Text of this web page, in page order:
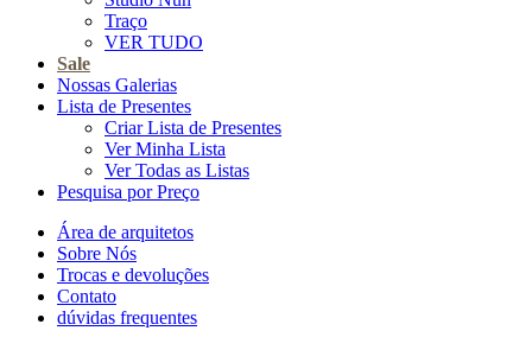
Traço
VER TUDO
Sale
Nossas Galerias
Lista de Presentes
Criar Lista de Presentes
Ver Minha Lista
Ver Todas as Listas
Pesquisa por Preço
Área de arquitetos
Sobre Nós
Trocas e devoluções
Contato
dúvidas frequentes